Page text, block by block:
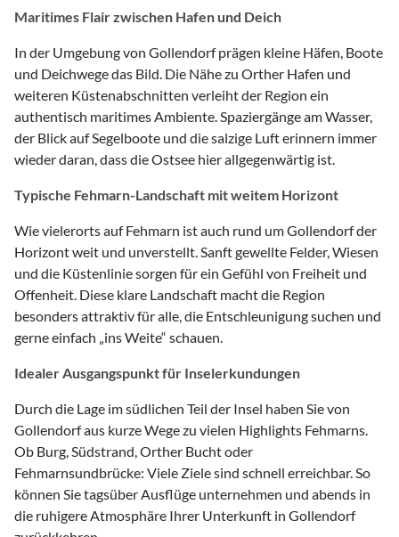
Maritimes Flair zwischen Hafen und Deich
In der Umgebung von Gollendorf prägen kleine Häfen, Boote
und Deichwege das Bild. Die Nähe zu Orther Hafen und
weiteren Küstenabschnitten verleiht der Region ein
authentisch maritimes Ambiente. Spaziergänge am Wasser,
der Blick auf Segelboote und die salzige Luft erinnern immer
wieder daran, dass die Ostsee hier allgegenwärtig ist.
Typische Fehmarn-Landschaft mit weitem Horizont
Wie vielerorts auf Fehmarn ist auch rund um Gollendorf der
Horizont weit und unverstellt. Sanft gewellte Felder, Wiesen
und die Küstenlinie sorgen für ein Gefühl von Freiheit und
Offenheit. Diese klare Landschaft macht die Region
besonders attraktiv für alle, die Entschleunigung suchen und
gerne einfach „ins Weite“ schauen.
Idealer Ausgangspunkt für Inselerkundungen
Durch die Lage im südlichen Teil der Insel haben Sie von
Gollendorf aus kurze Wege zu vielen Highlights Fehmarns.
Ob Burg, Südstrand, Orther Bucht oder
Fehmarnsundbrücke: Viele Ziele sind schnell erreichbar. So
können Sie tagsüber Ausflüge unternehmen und abends in
die ruhigere Atmosphäre Ihrer Unterkunft in Gollendorf